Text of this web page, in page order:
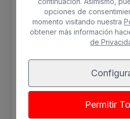
matrimonio, amplio
sala de estar, compuesto
Cocina totalmente
grill, nevera, mesa con dos
completo menaje. Baño
opciones de
momento visitando nuestra
obtener más información
de
Permitir